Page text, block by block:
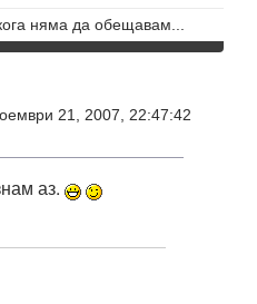
няма да обещавам...
21, 2007, 22:47:42
аз.